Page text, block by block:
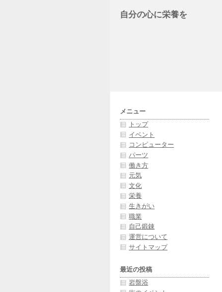
自分の心に栄養を
メニュー
トップ
イベント
コンピューター
パーツ
働き方
元気
文化
栄養
生きがい
職業
自己鍛錬
運営について
サイトマップ
最近の投稿
岩盤浴